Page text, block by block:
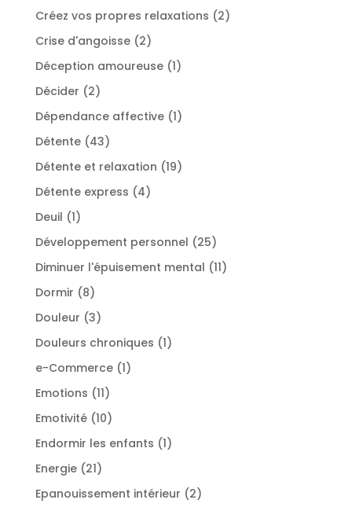
produit
Créez vos propres relaxations 22
Crise d'angoisse 22
produits
Déception amoureuse 11
Décider 22
produits
Dépendance affective 11
Détente 4343
produits
Détente et relaxation 1919
Détente express 44
Deuil 11
Développement personnel 2525
produits
Diminuer l'épuisement mental 1111
Dormir 88
produits
Douleur 33
produits
Douleurs chroniques 11
e-Commerce 11
Emotions 1111
produits
Emotivité 1010
produits
Endormir les enfants 11
Energie 2121
produits
Epanouissement intérieur 22